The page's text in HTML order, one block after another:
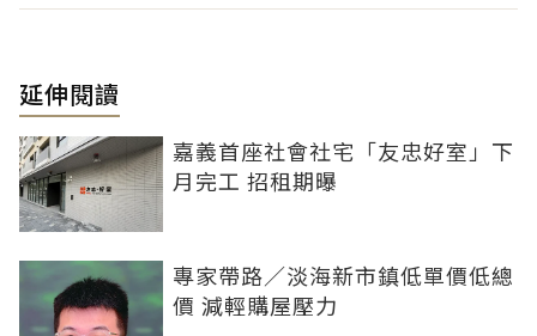
延伸閱讀
嘉義首座社會社宅「友忠好室」下
月完工 招租期曝
專家帶路／淡海新市鎮低單價低總
價 減輕購屋壓力